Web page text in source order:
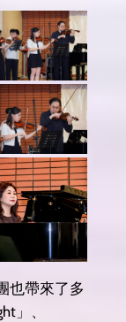
也帶來了多
」、